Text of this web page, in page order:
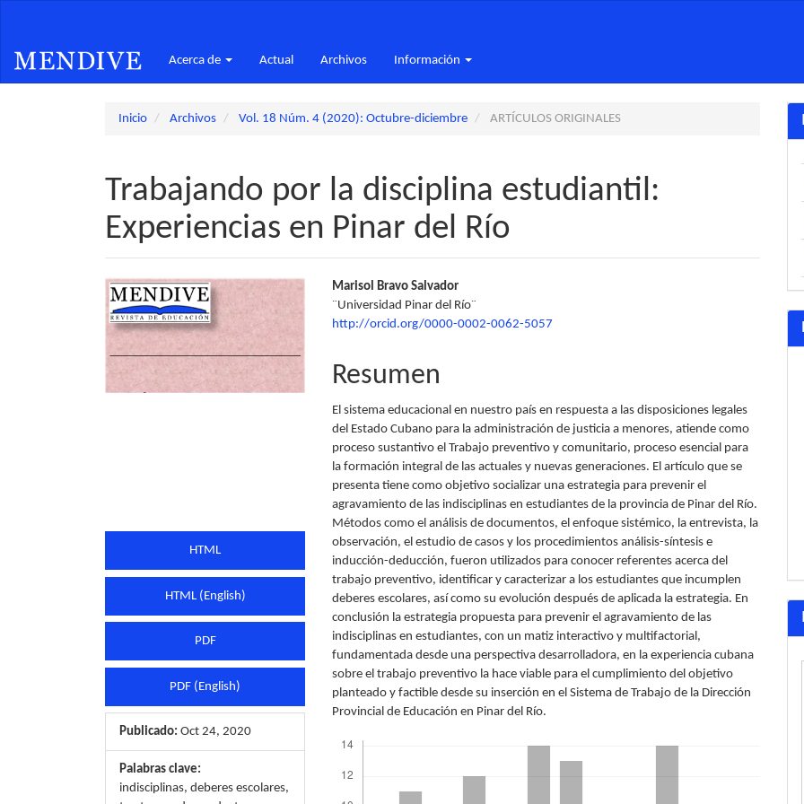
principal
Barra
Acerca de Actual Archivos Información
Inicio Archivos Vol. 18 Núm. 4 (2020): Octubre-diciembre ARTÍCULOS ORIGINALES
Trabajando por la disciplina estudiantil:
Experiencias en Pinar del Río
Barra
lateral
del
artículo
HTML
HTML (English)
PDF
PDF (English)
Publicado: Oct 24, 2020
Palabras clave:
indisciplinas, deberes escolares,
Contenido
principal
artículo
Marisol Bravo Salvador
¨Universidad Pinar del Río¨
http://orcid.org/0000-0002-0062-5057
Resumen
El sistema educacional en nuestro país en respuesta a las disposiciones legales
del Estado Cubano para la administración de justicia a menores, atiende como
proceso sustantivo el Trabajo preventivo y comunitario, proceso esencial para
la formación integral de las actuales y nuevas generaciones. El artículo que se
presenta tiene como objetivo socializar una estrategia para prevenir el
agravamiento de las indisciplinas en estudiantes de la provincia de Pinar del Río.
Métodos como el análisis de documentos, el enfoque sistémico, la entrevista, la
observación, el estudio de casos y los procedimientos análisis-síntesis e
inducción-deducción, fueron utilizados para conocer referentes acerca del
trabajo preventivo, identificar y caracterizar a los estudiantes que incumplen
deberes escolares, así como su evolución después de aplicada la estrategia. En
conclusión la estrategia propuesta para prevenir el agravamiento de las
indisciplinas en estudiantes, con un matiz interactivo y multifactorial,
fundamentada desde una perspectiva desarrolladora, en la experiencia cubana
sobre el trabajo preventivo la hace viable para el cumplimiento del objetivo
planteado y factible desde su inserción en el Sistema de Trabajo de la Dirección
Provincial de Educación en Pinar del Río.